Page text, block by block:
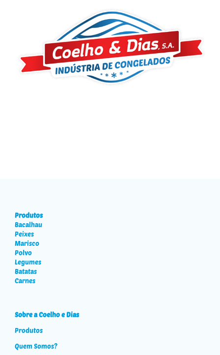
Produtos
Bacalhau
Peixes
Marisco
Polvo
Legumes
Batatas
Carnes
Sobre a Coelho e Dias
Produtos
Quem Somos?